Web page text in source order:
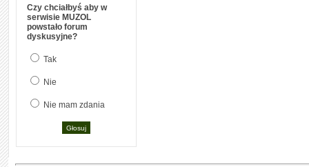
Czy chciałbyś aby w
serwisie MUZOL
powstało forum
dyskusyjne?
Tak
Nie
Nie mam zdania